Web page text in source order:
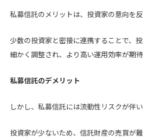
私募信託のメリットは、投資家の意向を反
少数の投資家と密接に連携することで、
細かく調整され、より高い運用効率が期待
私募信託のデメリット
しかし、私募信託には流動性リスクが伴い
投資家が少ないため、信託財産の売買が